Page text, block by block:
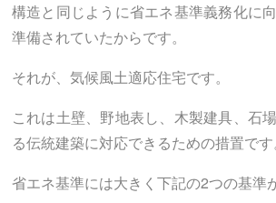
構造と同じように省エネ基準義務化に
準備されていたからです。
それが、気候風土適応住宅です。
これは土壁、野地表し、木製建具、石
る伝統建築に対応できるための措置です
省エネ基準には大きく下記の2つの基準